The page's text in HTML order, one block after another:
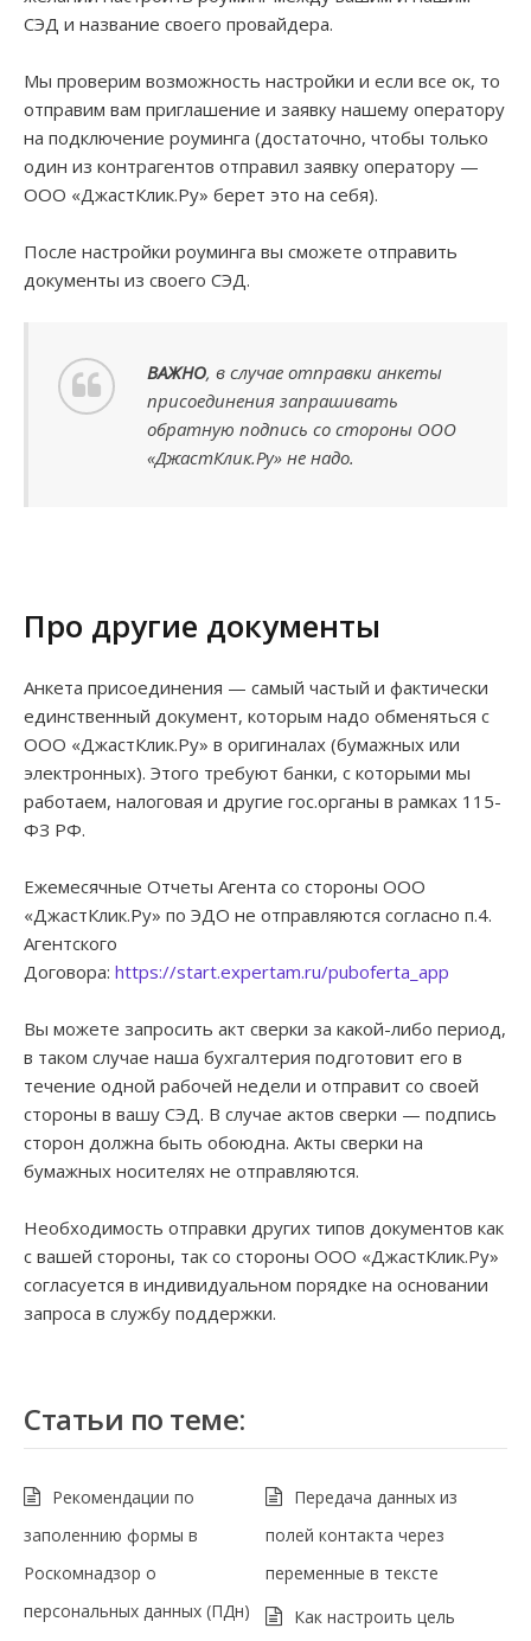
СЭД и название своего провайдера.
Мы проверим возможность настройки и если все ок, то
отправим вам приглашение и заявку нашему оператору
на подключение роуминга (достаточно, чтобы только
один из контрагентов отправил заявку оператору —
ООО «ДжастКлик.Ру» берет это на себя).
После настройки роуминга вы сможете отправить
документы из своего СЭД.
ВАЖНО, в случае отправки анкеты
присоединения запрашивать
обратную подпись со стороны ООО
«ДжастКлик.Ру» не надо.
Про другие документы
Анкета присоединения — самый частый и фактически
единственный документ, которым надо обменяться с
ООО «ДжастКлик.Ру» в оригиналах (бумажных или
электронных). Этого требуют банки, с которыми мы
работаем, налоговая и другие гос.органы в рамках 115-
ФЗ РФ.
Ежемесячные Отчеты Агента со стороны ООО
«ДжастКлик.Ру» по ЭДО не отправляются согласно п.4.
Агентского
Договора: https://start.expertam.ru/puboferta_app
Вы можете запросить акт сверки за какой-либо период,
в таком случае наша бухгалтерия подготовит его в
течение одной рабочей недели и отправит со своей
стороны в вашу СЭД. В случае актов сверки — подпись
сторон должна быть обоюдна. Акты сверки на
бумажных носителях не отправляются.
Необходимость отправки других типов документов как
с вашей стороны, так со стороны ООО «ДжастКлик.Ру»
согласуется в индивидуальном порядке на основании
запроса в службу поддержки.
Статьи по теме:
Рекомендации по
заполеннию формы в
Роскомнадзор о
персональных данных (ПДн)
Передача данных из
полей контакта через
переменные в тексте
Как настроить цель